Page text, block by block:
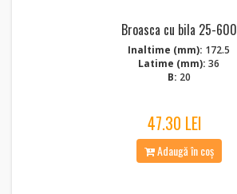
Broasca cu bila 25-600
Inaltime (mm): 172.5
Latime (mm): 36
B: 20
47.30 LEI
Adaugă în coș